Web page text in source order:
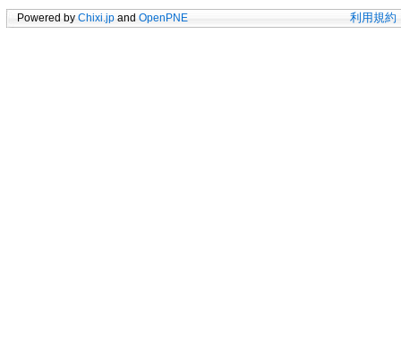
Powered by Chixi.jp and OpenPNE 利用規約